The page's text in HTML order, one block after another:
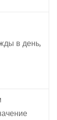
в день,